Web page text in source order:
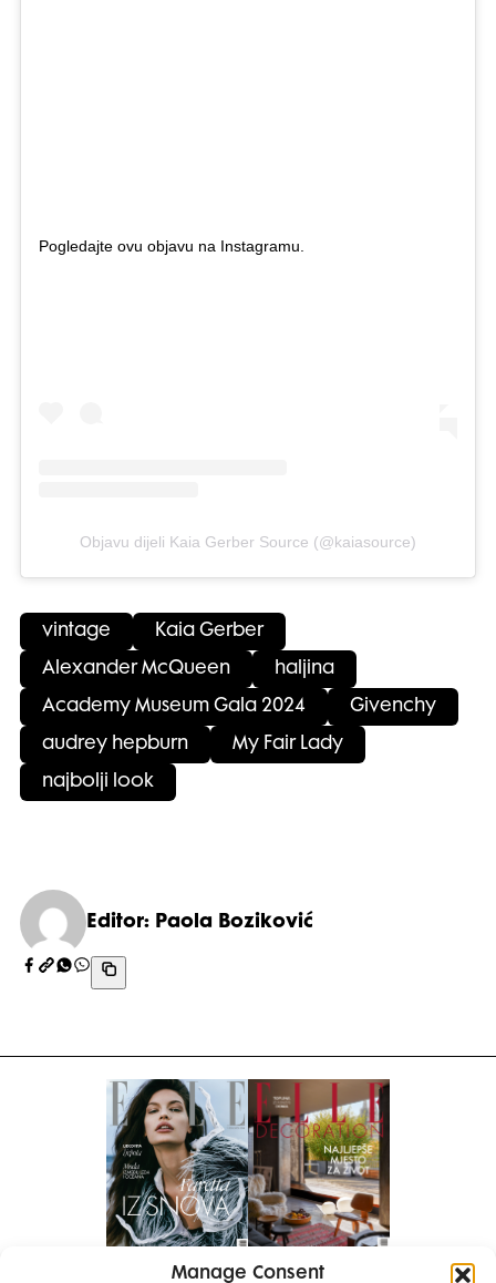
Manage Consent
Pogledajte ovu objavu na Instagramu.
Objavu dijeli Kaia Gerber Source (@kaiasource)
vintage Kaia Gerber
Alexander McQueen haljina
Academy Museum Gala 2024 Givenchy
audrey hepburn My Fair Lady
najbolji look
Editor: Paola Boziković